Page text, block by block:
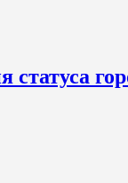
статуса